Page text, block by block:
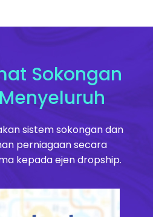
Sokongan
sistem sokongan dan
perniagaan secara
kepada ejen dropship.